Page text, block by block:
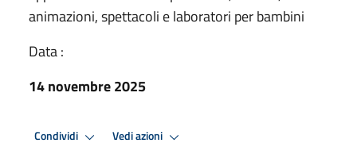
animazioni, spettacoli e laboratori per bambini
Data :
14 novembre 2025
Condividi Vedi azioni